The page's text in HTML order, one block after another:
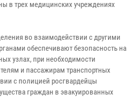
в трех медицинских учреждениях
во взаимодействии с другими
обеспечивают безопасность на
узлах, при необходимости
и пассажирам транспортных
с полицией росгвардейцы
граждан в эвакуированных